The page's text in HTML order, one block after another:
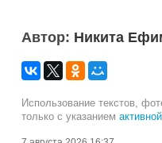
Автор: Никита
Использование текстов,
только с указанием